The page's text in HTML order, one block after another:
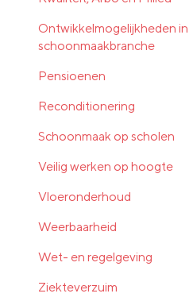
Ontwikkelmogelijkheden in
schoonmaakbranche
Pensioenen
Reconditionering
Schoonmaak op scholen
Veilig werken op hoogte
Vloeronderhoud
Weerbaarheid
Wet- en regelgeving
Ziekteverzuim